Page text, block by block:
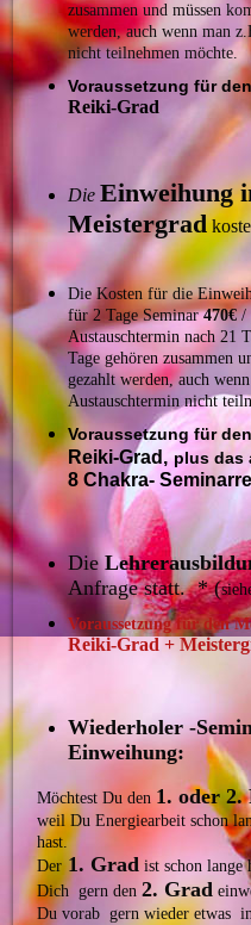
zusammen und müssen
werden, auch wenn man
nicht teilnehmen möchte.
Voraussetzung für
Reiki-Grad
Die Einweihung
Meistergrad
Die Kosten für die
für 2 Tage Seminar470€/
Austauschtermin nach 21
Tage gehören zusammen
gezahlt werden, auch
Austauschtermin nicht
Voraussetzung für
Reiki-Grad, plus das
8 Chakra-
Die
Anfrage statt. * (
Voraussetzung für den
Reiki-Grad +
Wiederholer -
Einweihung:
Möchtest Du den 1. oder
weil Du Energiearbeit schon
hast.
Der1. Grad ist schon lange
Dich gern den2. Grad
Du vorab gern wieder etwas